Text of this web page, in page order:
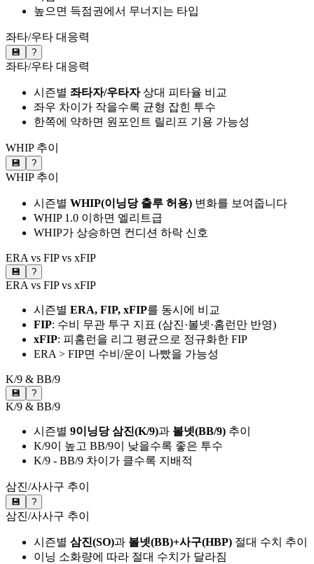
높으면 득점권에서 무너지는 타입
좌타/우타 대응력
💾 ?
좌타/우타 대응력
시즌별 좌타자/우타자상대 피타율 비교
좌우 차이가 작을수록 균형 잡힌 투수
한쪽에 약하면 원포인트 릴리프 기용 가능성
WHIP 추이
💾 ?
WHIP 추이
시즌별 WHIP(이닝당 출루 허용) 변화를 보여줍니다
WHIP 1.0 이하면 엘리트급
WHIP가 상승하면 컨디션 하락 신호
ERA vs FIP vs xFIP
💾 ?
ERA vs FIP vs xFIP
시즌별 ERA, FIP, xFIP를 동시에 비교
FIP: 수비 무관 투구 지표 (삼진·볼넷·홈런만 반영)
xFIP: 피홈런을 리그 평균으로 정규화한 FIP
ERA > FIP면 수비/운이 나빴을 가능성
K/9 & BB/9
💾 ?
K/9 & BB/9
시즌별 9이닝당 삼진(K/9)과 볼넷(BB/9) 추이
K/9이 높고 BB/9이 낮을수록 좋은 투수
K/9 - BB/9 차이가 클수록 지배적
삼진/사사구 추이
💾 ?
삼진/사사구 추이
시즌별 삼진(SO)과 볼넷(BB)+사구(HBP) 절대 수치 추이
이닝 소화량에 따라 절대 수치가 달라짐